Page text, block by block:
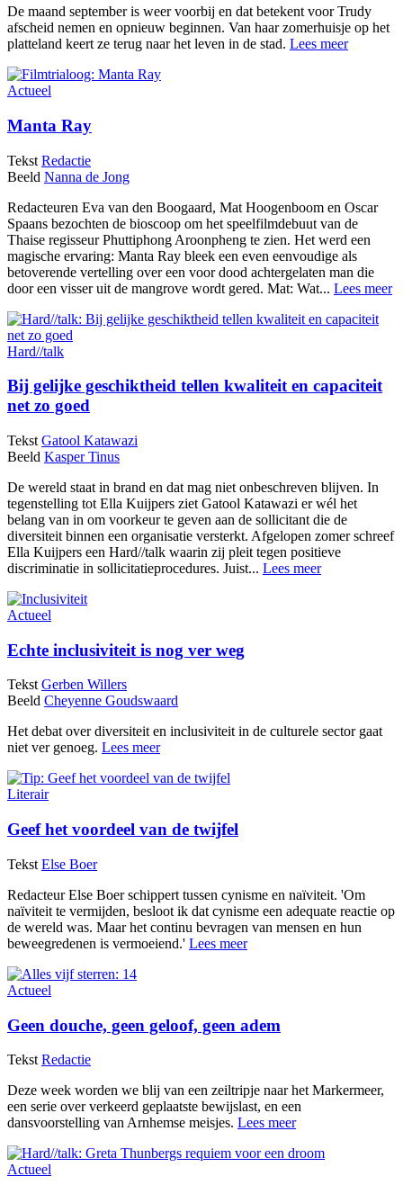
De maand september is weer voorbij en dat betekent voor Trudy
afscheid nemen en opnieuw beginnen. Van haar zomerhuisje op het
platteland keert ze terug naar het leven in de stad. Lees meer
Actueel
Manta Ray
Tekst Redactie
Beeld Nanna de Jong
Redacteuren Eva van den Boogaard, Mat Hoogenboom en Oscar
Spaans bezochten de bioscoop om het speelfilmdebuut van de
Thaise regisseur Phuttiphong Aroonpheng te zien. Het werd een
magische ervaring: Manta Ray bleek een even eenvoudige als
betoverende vertelling over een voor dood achtergelaten man die
door een visser uit de mangrove wordt gered. Mat: Wat... Lees meer
Hard//talk
Bij gelijke geschiktheid tellen kwaliteit en capaciteit
net zo goed
Tekst Gatool Katawazi
Beeld Kasper Tinus
De wereld staat in brand en dat mag niet onbeschreven blijven. In
tegenstelling tot Ella Kuijpers ziet Gatool Katawazi er wél het
belang van in om voorkeur te geven aan de sollicitant die de
diversiteit binnen een organisatie versterkt. Afgelopen zomer schreef
Ella Kuijpers een Hard//talk waarin zij pleit tegen positieve
discriminatie in sollicitatieprocedures. Juist... Lees meer
Actueel
Echte inclusiviteit is nog ver weg
Tekst Gerben Willers
Beeld Cheyenne Goudswaard
Het debat over diversiteit en inclusiviteit in de culturele sector gaat
niet ver genoeg. Lees meer
Literair
Geef het voordeel van de twijfel
Tekst Else Boer
Redacteur Else Boer schippert tussen cynisme en naïviteit. 'Om
naïviteit te vermijden, besloot ik dat cynisme een adequate reactie op
de wereld was. Maar het continu bevragen van mensen en hun
beweegredenen is vermoeiend.' Lees meer
Actueel
Geen douche, geen geloof, geen adem
Tekst Redactie
Deze week worden we blij van een zeiltripje naar het Markermeer,
een serie over verkeerd geplaatste bewijslast, en een
dansvoorstelling van Arnhemse meisjes. Lees meer
Actueel